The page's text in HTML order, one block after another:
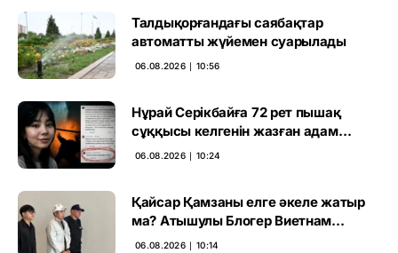
Талдықорғандағы саябақтар
автоматты жүйемен суарылады
06.08.2026 ∣ 10:56
Нұрай Серікбайға 72 рет пышақ
сұққысы келгенін жазған адам
ұсталды
06.08.2026 ∣ 10:24
Қайсар Қамзаны елге әкеле жатыр
ма? Атышулы Блогер Виетнам
әуежайында көзге түсті
06.08.2026 ∣ 10:14